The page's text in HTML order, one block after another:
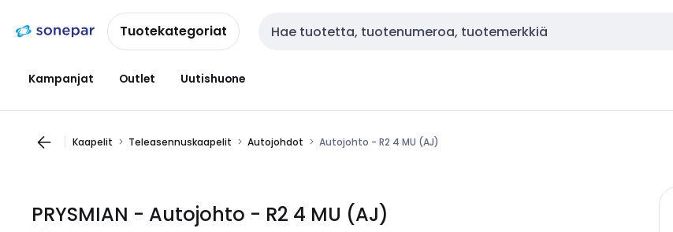
navigointiinsisältöönTuotekategoriat Haku
Kampanjat Outlet Uutishuone
Kaapelit Teleasennuskaapelit Autojohdot Autojohto - R2 4 MU (AJ)
PRYSMIAN - Autojohto - R2 4 MU (AJ)